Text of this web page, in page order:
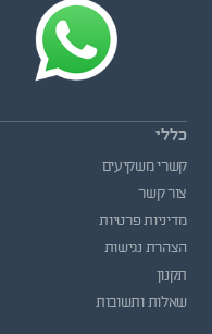
כללי
קשרי משקיעים
צור קשר
מדיניות פרטיות
הצהרת נגישות
תקנון
שאלות ותשובות